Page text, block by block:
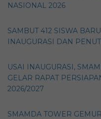
NASIONAL 2026
SAMBUT 412 SISWA
INAUGURASI DAN
USAI INAUGURASI,
GELAR RAPAT
2026/2027
SMAMDA TOWER